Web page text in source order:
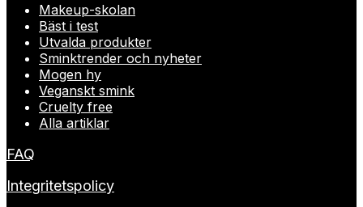
Makeup-skolan
Bäst i test
Utvalda produkter
Sminktrender och nyheter
Mogen hy
Veganskt smink
Cruelty free
Alla artiklar
FAQ
Integritetspolicy